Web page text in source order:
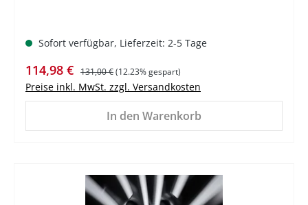
Sofort verfügbar, Lieferzeit: 2-5 Tage
Verkaufspreis:
114,98 € Regulärer Preis:
131,00 €(12.23% gespart)
Preise inkl. MwSt. zzgl. Versandkosten
In den Warenkorb